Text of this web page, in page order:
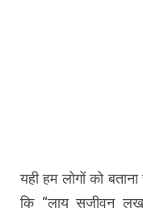
यही हम लोगों को
कि “लाय सजीवन